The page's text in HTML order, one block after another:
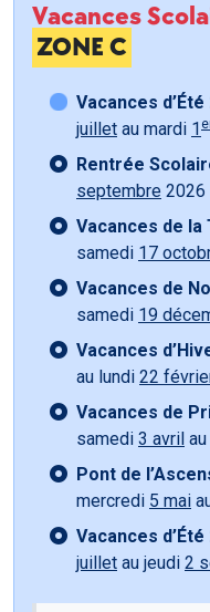
Vacances
ZONE C
Vacances
juillet au mardi 1
Rentrée
septembre 2026
Vacances de la
samedi 17
Vacances de
samedi 19
Vacances
au lundi 22
Vacances de
samedi 3 avril
Pont de
mercredi 5 mai
Vacances
juillet au jeudi 2